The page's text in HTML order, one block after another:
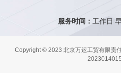
服务时间： 工作日
Copyright © 2023 北京万运工贸有限责